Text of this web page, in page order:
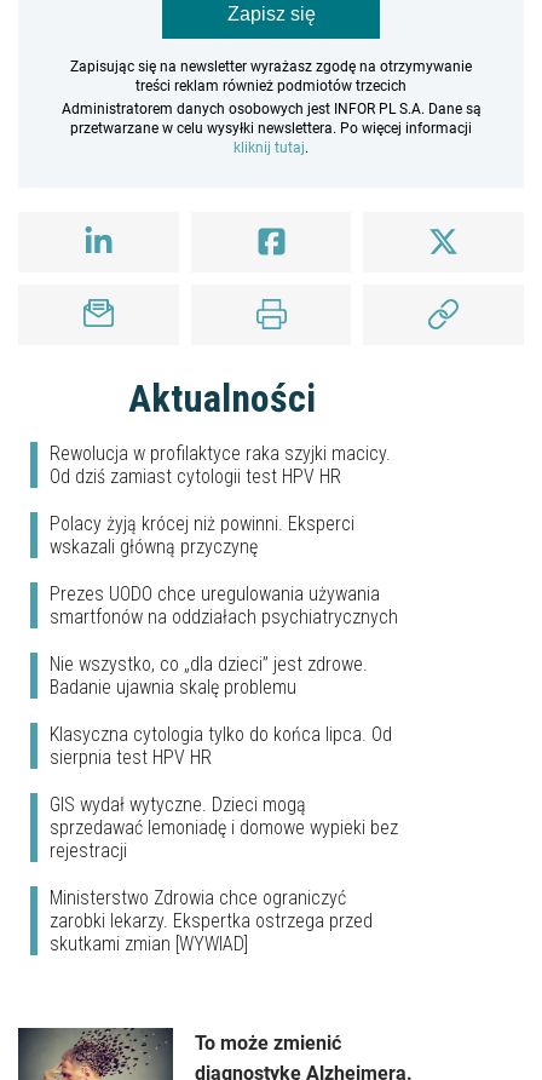
Zapisz się
Zapisując się na newsletter wyrażasz zgodę na otrzymywanie
treści reklam również podmiotów trzecich
Administratorem danych osobowych jest INFOR PL S.A. Dane są
przetwarzane w celu wysyłki newslettera. Po więcej informacji
kliknij tutaj.
Aktualności
Rewolucja w profilaktyce raka szyjki macicy.
Od dziś zamiast cytologii test HPV HR
Polacy żyją krócej niż powinni. Eksperci
wskazali główną przyczynę
Prezes UODO chce uregulowania używania
smartfonów na oddziałach psychiatrycznych
Nie wszystko, co „dla dzieci” jest zdrowe.
Badanie ujawnia skalę problemu
Klasyczna cytologia tylko do końca lipca. Od
sierpnia test HPV HR
GIS wydał wytyczne. Dzieci mogą
sprzedawać lemoniadę i domowe wypieki bez
rejestracji
Ministerstwo Zdrowia chce ograniczyć
zarobki lekarzy. Ekspertka ostrzega przed
skutkami zmian [WYWIAD]
To może zmienić
diagnostykę Alzheimera.